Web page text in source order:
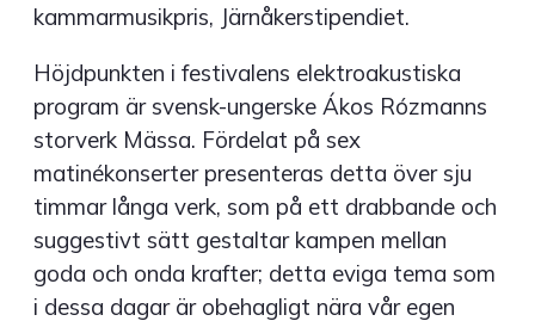
kammarmusikpris, Järnåkerstipendiet.
Höjdpunkten i festivalens elektroakustiska
program är svensk-ungerske Ákos Rózmanns
storverk Mässa. Fördelat på sex
matinékonserter presenteras detta över sju
timmar långa verk, som på ett drabbande och
suggestivt sätt gestaltar kampen mellan
goda och onda krafter; detta eviga tema som
i dessa dagar är obehagligt nära vår egen